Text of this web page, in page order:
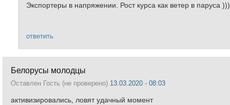
Экспортеры в напряжении. Рост курса как ветер в паруса
ответить
Белорусы молодцы
Оставлен Гость (не проверено) 13.03.2020 - 08:03
активизировались, ловят удачный момент